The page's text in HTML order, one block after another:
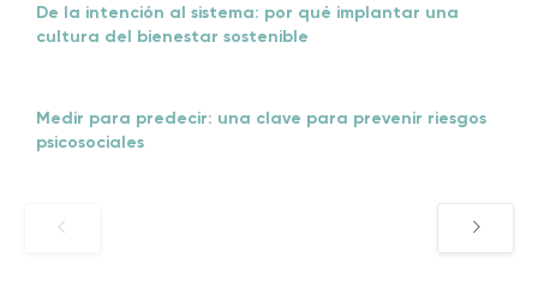
De la intención al sistema: por qué implantar una
cultura del bienestar sostenible
Medir para predecir: una clave para prevenir riesgos
psicosociales